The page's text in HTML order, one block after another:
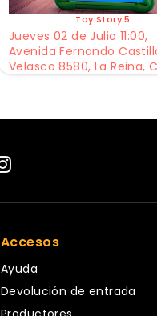
Toy Story 5
Jueves 02 de Julio 11:00,
Avenida Fernando
Velasco 8580, La Reina,
Accesos
Ayuda
Devolución de entrada